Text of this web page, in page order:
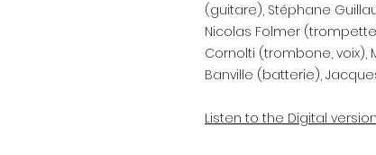
(guitare), Stéphane
Nicolas Folmer
Cornolti (trombone, voix),
Banville (batterie),
Listen to the Digital